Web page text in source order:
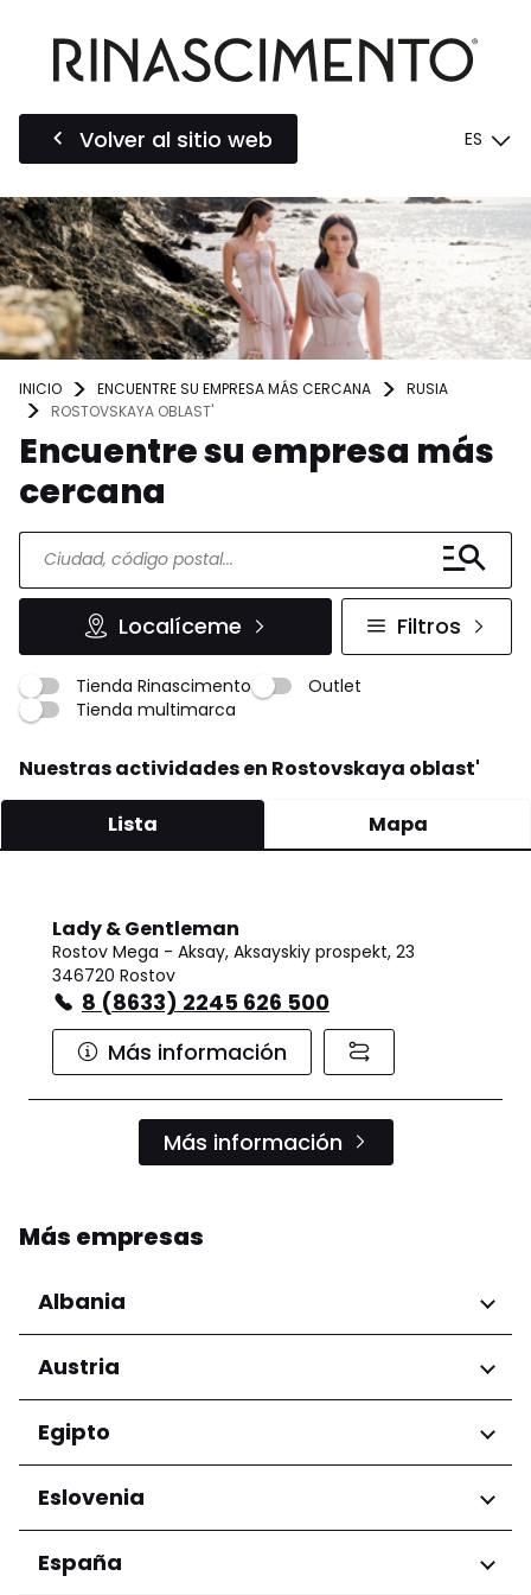
Volver al sitio web ES
INICIO ENCUENTRE SU EMPRESA MÁS CERCANA
RUSIA
ROSTOVSKAYA OBLAST'
Encuentre su empresa más
cercana
Localíceme Filtros
Tienda Rinascimento
Outlet
Tienda multimarca
Nuestras actividades en Rostovskaya oblast'
Lista Mapa
Lady & Gentleman
Rostov Mega - Aksay, Aksayskiy prospekt, 23
346720 Rostov
8 (8633) 2245 626 500
Más información
Más información
Más empresas
Albania
Regiones
Condado de Tirana
Austria
Regiones
Niederösterreich
Salzburg
Wien
Egipto
Regiones
Gobernación de El Cairo
Eslovenia
Regiones
España